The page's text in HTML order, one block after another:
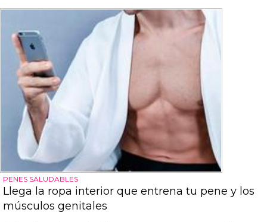
PENES SALUDABLES
Llega la ropa interior que entrena tu pene y los
músculos genitales